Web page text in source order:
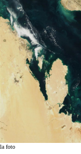
la foto